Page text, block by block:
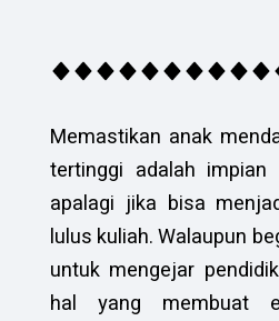
Memastikan anak
tertinggi adalah
apalagi jika bisa
lulus kuliah. Walaupun
untuk mengejar
hal yang membuat